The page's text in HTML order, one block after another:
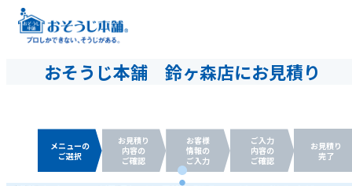
おそうじ本舗 鈴ヶ森店にお見積り
メニューの
ご選択
お見積り
内容の
ご確認
お客様
情報の
ご入力
ご入力
内容の
ご確認
お見積り
完了